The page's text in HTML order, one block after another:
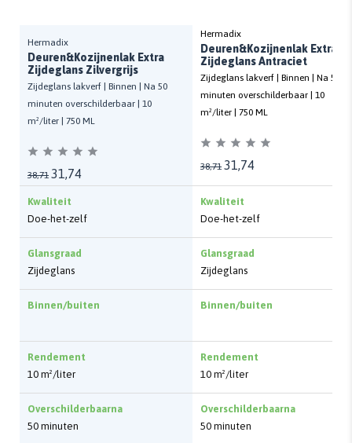
Hermadix
Deuren&Kozijnenlak Extra
Zijdeglans Zilvergrijs
Zijdeglans lakverf | Binnen | Na 50
minuten overschilderbaar | 10
m²/liter | 750 ML
38,71 31,74
Kwaliteit
Doe-het-zelf
Glansgraad
Zijdeglans
Binnen/buiten
Rendement
10 m²/liter
Overschilderbaarna
50 minuten
Hermadix
Deuren&Kozijnenlak Extra
Zijdeglans Antraciet
Zijdeglans lakverf | Binnen | Na 50
minuten overschilderbaar | 10
m²/liter | 750 ML
38,71 31,74
Kwaliteit
Doe-het-zelf
Glansgraad
Zijdeglans
Binnen/buiten
Rendement
10 m²/liter
Overschilderbaarna
50 minuten